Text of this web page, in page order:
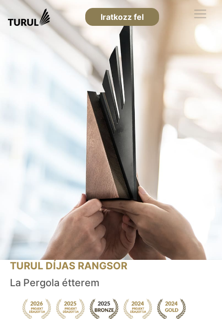
Iratkozz fel
TURUL DÍJAS RANGSOR
La Pergola étterem